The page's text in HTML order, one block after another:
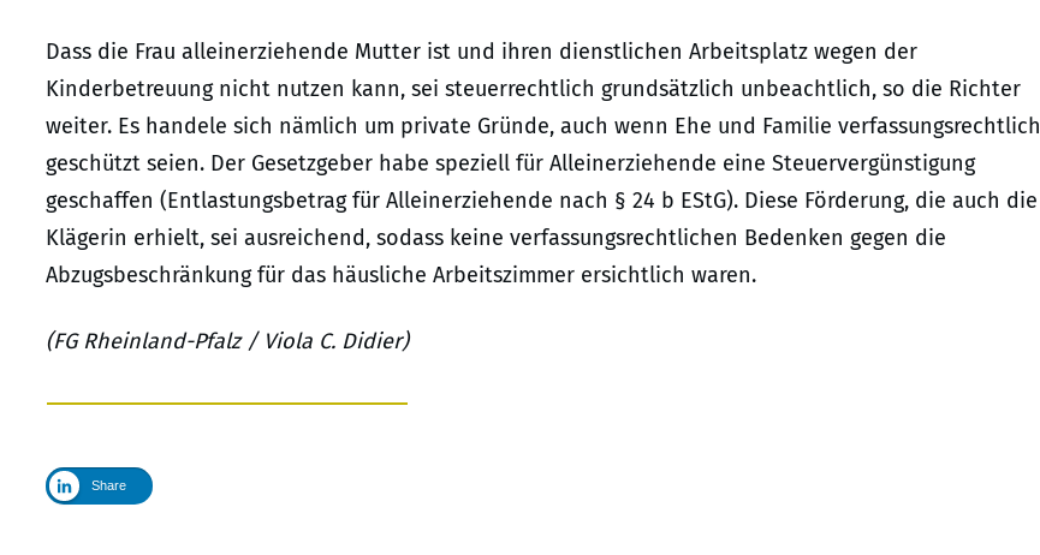
Dass die Frau alleinerziehende Mutter ist und ihren dienstlichen Arbeitsplatz wegen der
Kinderbetreuung nicht nutzen kann, sei steuerrechtlich grundsätzlich unbeachtlich, so die Richter
weiter. Es handele sich nämlich um private Gründe, auch wenn Ehe und Familie verfassungsrechtlich
geschützt seien. Der Gesetzgeber habe speziell für Alleinerziehende eine Steuervergünstigung
geschaffen (Entlastungsbetrag für Alleinerziehende nach § 24 b EStG). Diese Förderung, die auch die
Klägerin erhielt, sei ausreichend, sodass keine verfassungsrechtlichen Bedenken gegen die
Abzugsbeschränkung für das häusliche Arbeitszimmer ersichtlich waren.
(FG Rheinland-Pfalz / Viola C. Didier)
Share